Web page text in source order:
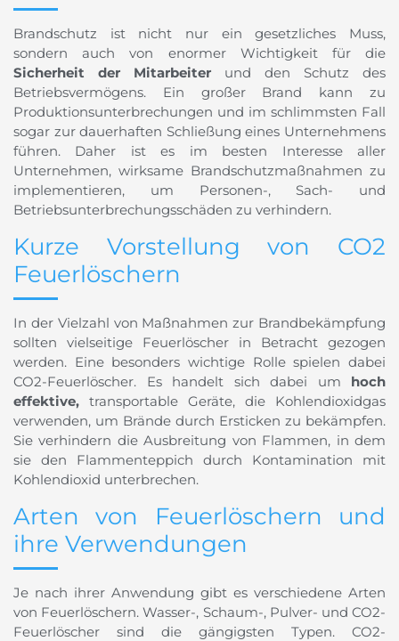
Brandschutz ist nicht nur ein gesetzliches Muss,
sondern auch von enormer Wichtigkeit für die
Sicherheit der Mitarbeiter und den Schutz des
Betriebsvermögens. Ein großer Brand kann zu
Produktionsunterbrechungen und im schlimmsten Fall
sogar zur dauerhaften Schließung eines Unternehmens
führen. Daher ist es im besten Interesse aller
Unternehmen, wirksame Brandschutzmaßnahmen zu
implementieren, um Personen-, Sach- und
Betriebsunterbrechungsschäden zu verhindern.
Kurze Vorstellung von CO2
Feuerlöschern
In der Vielzahl von Maßnahmen zur Brandbekämpfung
sollten vielseitige Feuerlöscher in Betracht gezogen
werden. Eine besonders wichtige Rolle spielen dabei
CO2-Feuerlöscher. Es handelt sich dabei um hoch
effektive, transportable Geräte, die Kohlendioxidgas
verwenden, um Brände durch Ersticken zu bekämpfen.
Sie verhindern die Ausbreitung von Flammen, in dem
sie den Flammenteppich durch Kontamination mit
Kohlendioxid unterbrechen.
Arten von Feuerlöschern und
ihre Verwendungen
Je nach ihrer Anwendung gibt es verschiedene Arten
von Feuerlöschern. Wasser-, Schaum-, Pulver- und CO2-
Feuerlöscher sind die gängigsten Typen. CO2-